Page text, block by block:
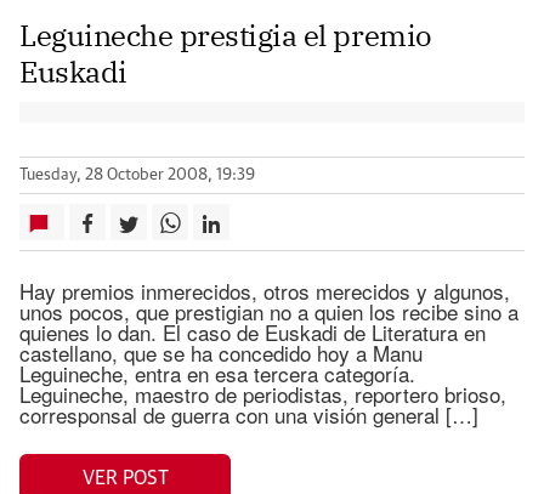
Leguineche prestigia el premio
Euskadi
Tuesday, 28 October 2008, 19:39
Hay premios inmerecidos, otros merecidos y algunos,
unos pocos, que prestigian no a quien los recibe sino a
quienes lo dan. El caso de Euskadi de Literatura en
castellano, que se ha concedido hoy a Manu
Leguineche, entra en esa tercera categoría.
Leguineche, maestro de periodistas, reportero brioso,
corresponsal de guerra con una visión general […]
VER POST